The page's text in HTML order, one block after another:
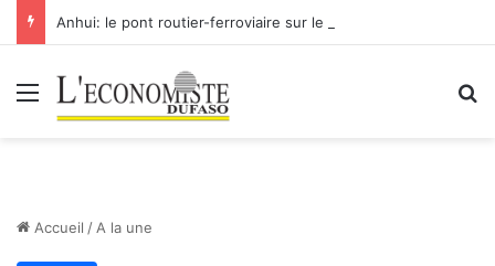
Menu
Accueil / A la une